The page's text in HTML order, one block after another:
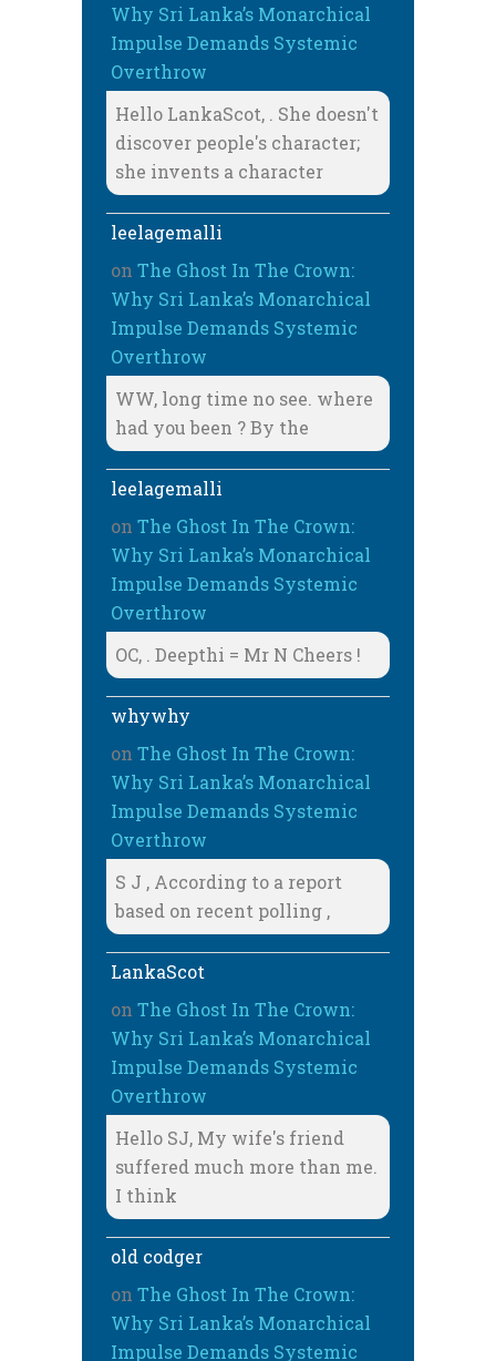
Why Sri Lanka’s Monarchical
Impulse Demands Systemic
Overthrow
Hello LankaScot, . She doesn't
discover people's character;
she invents a character
leelagemalli
on The Ghost In The Crown:
Why Sri Lanka’s Monarchical
Impulse Demands Systemic
Overthrow
WW, long time no see. where
had you been ? By the
leelagemalli
on The Ghost In The Crown:
Why Sri Lanka’s Monarchical
Impulse Demands Systemic
Overthrow
OC, . Deepthi = Mr N Cheers !
whywhy
on The Ghost In The Crown:
Why Sri Lanka’s Monarchical
Impulse Demands Systemic
Overthrow
S J , According to a report
based on recent polling ,
LankaScot
on The Ghost In The Crown:
Why Sri Lanka’s Monarchical
Impulse Demands Systemic
Overthrow
Hello SJ, My wife's friend
suffered much more than me.
I think
old codger
on The Ghost In The Crown:
Why Sri Lanka’s Monarchical
Impulse Demands Systemic